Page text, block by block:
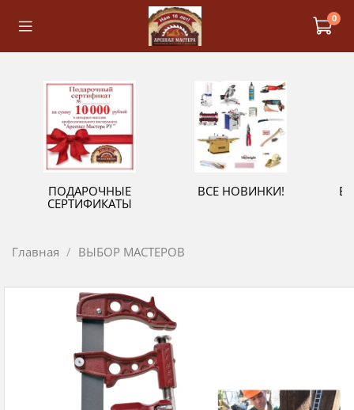
0
ПОДАРОЧНЫЕ
СЕРТИФИКАТЫ
ВСЕ НОВИНКИ!
Главная ВЫБОР МАСТЕРОВ